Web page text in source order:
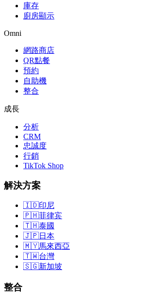
庫存
廚房顯示
Omni
網路商店
QR點餐
預約
自助機
整合
成長
分析
CRM
忠誠度
行銷
TikTok Shop
解決方案
🇮🇩印尼
🇵🇭菲律宾
🇹🇭泰國
🇯🇵日本
🇲🇾馬來西亞
🇹🇼台灣
🇸🇬新加坡
整合